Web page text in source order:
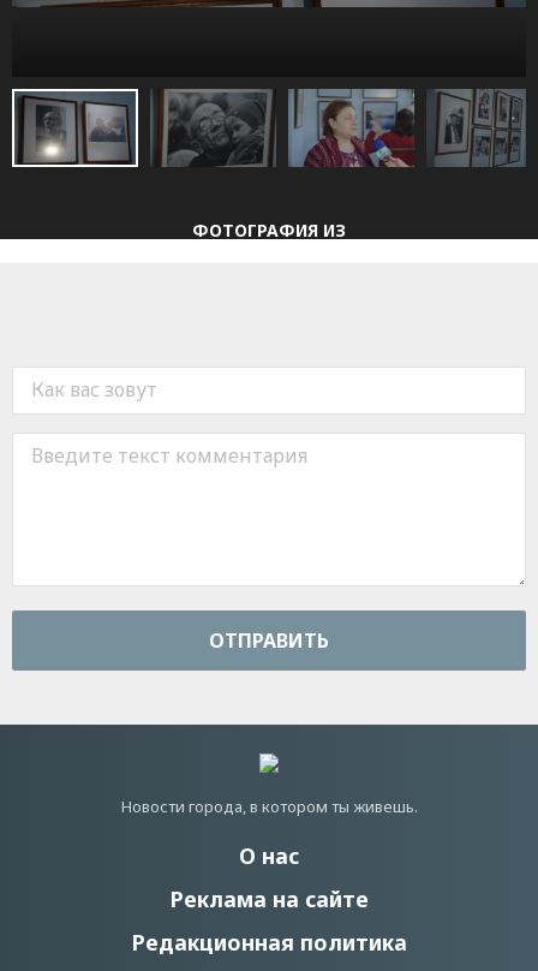
ФОТОГРАФИЯ ИЗ
ОТПРАВИТЬ
Новости города, в котором ты живешь.
О нас
Реклама на сайте
Редакционная политика